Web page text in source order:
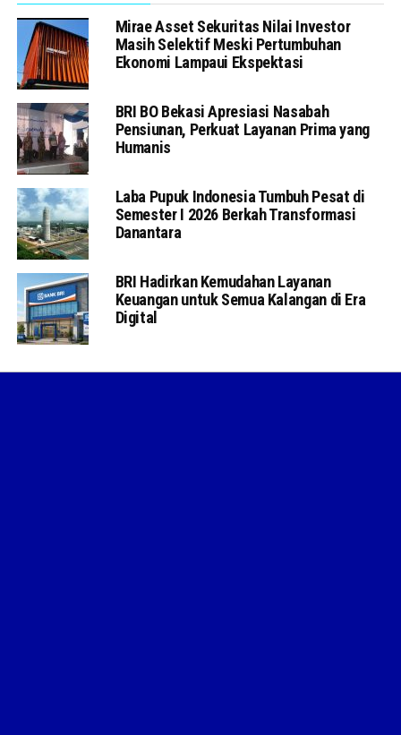
Mirae Asset Sekuritas Nilai Investor
Masih Selektif Meski Pertumbuhan
Ekonomi Lampaui Ekspektasi
BRI BO Bekasi Apresiasi Nasabah
Pensiunan, Perkuat Layanan Prima yang
Humanis
Laba Pupuk Indonesia Tumbuh Pesat di
Semester I 2026 Berkah Transformasi
Danantara
BRI Hadirkan Kemudahan Layanan
Keuangan untuk Semua Kalangan di Era
Digital